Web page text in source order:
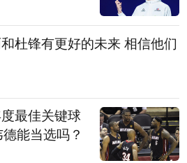
杜锋有更好的未来 相信他们
最佳关键球
能当选吗？